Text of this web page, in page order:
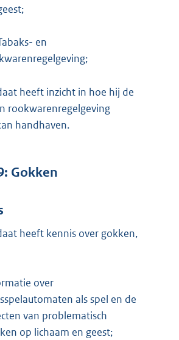
en
heeft inzicht in hoe hij de
rookwarenregelgeving
handhaven.
Gokken
heeft kennis over gokken,
over
als spel en de
van problematisch
op lichaam en geest;